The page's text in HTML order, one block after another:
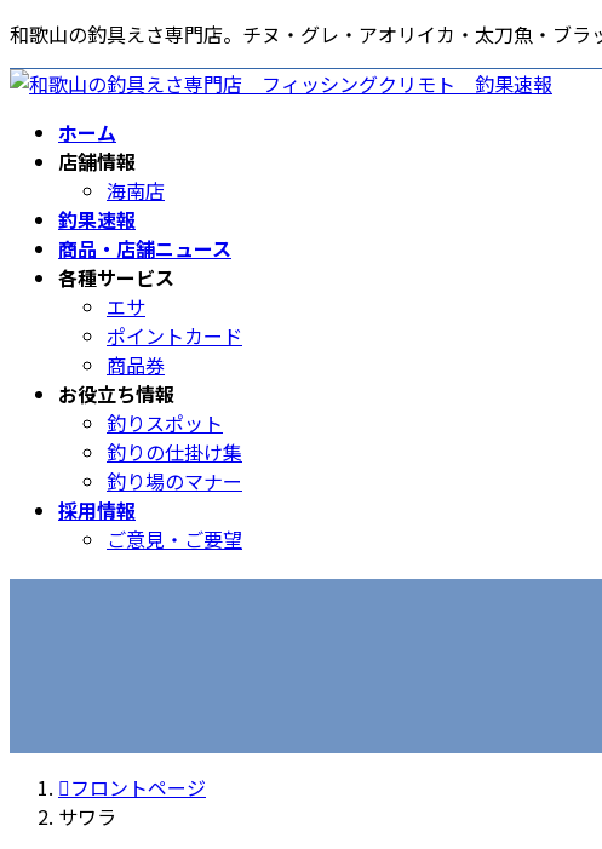
コ
ン
テ
ナ
ビ
ゲ
和歌山の釣具えさ専門店。チヌ・グレ・アオリイカ・太刀魚・ブ
ホーム
店舗情報
海南店
釣果速報
商品・店舗ニュース
各種サービス
エサ
ポイントカード
商品券
お役立ち情報
釣りスポット
釣りの仕掛け集
釣り場のマナー
採用情報
ご意見・ご要望
フロントページ
サワラ